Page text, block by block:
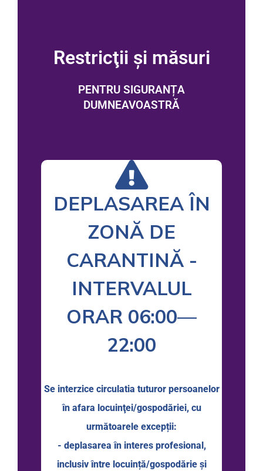
Restricţii și măsuri
PENTRU SIGURANȚA
DUMNEAVOASTRĂ
DEPLASAREA ÎN
ZONĂ DE
CARANTINĂ -
INTERVALUL
ORAR 06:00—
22:00
Se interzice circulatia tuturor persoanelor
în afara locuinţei/gospodăriei, cu
următoarele excepții:
- deplasarea în interes profesional,
inclusiv între locuință/gospodărie şi